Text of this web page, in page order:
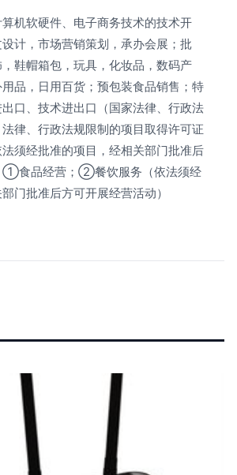
机软硬件、电子商务技术的技术开
计，市场营销策划，承办会展；批
鞋帽箱包，玩具，化妆品，数码产
品，日用百货；预包装食品销售；特
口、技术进出口（国家法律、行政法
律、行政法规限制的项目取得许可证
须经批准的项目，经相关部门批准后
①食品经营；②餐饮服务（依法须经
门批准后方可开展经营活动）